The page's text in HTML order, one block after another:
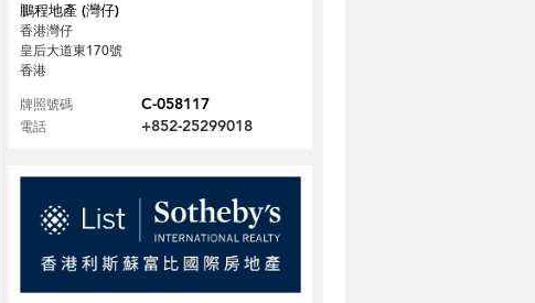
鵬程地產 (灣仔)
香港灣仔
皇后大道東170號
香港
牌照號碼
C-058117
電話 +852-25299018